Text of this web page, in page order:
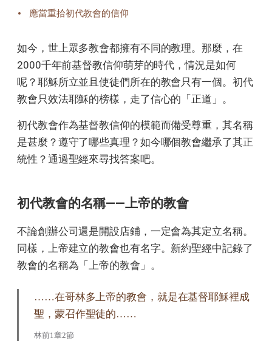
應當重拾初代教會的信仰
如今，世上眾多教會都擁有不同的教理。那麼，在
2000千年前基督教信仰萌芽的時代，情況是如何
呢？耶穌所立並且使徒們所在的教會只有一個。初代
教會只效法耶穌的榜樣，走了信心的「正道」。
初代教會作為基督教信仰的模範而備受尊重，其名稱
是甚麼？遵守了哪些真理？如今哪個教會繼承了其正
統性？通過聖經來尋找答案吧。
初代教會的名稱——上帝的教會
不論創辦公司還是開設店鋪，一定會為其定立名稱。
同樣，上帝建立的教會也有名字。新約聖經中記錄了
教會的名稱為「上帝的教會」。
……在哥林多上帝的教會，就是在基督耶穌裡成
聖，蒙召作聖徒的……
林前1章2節